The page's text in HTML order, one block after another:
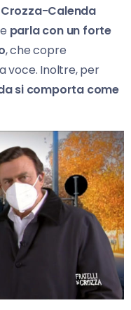
Crozza-Calenda
parla con un forte
, che copre
voce. Inoltre, per
si comporta come